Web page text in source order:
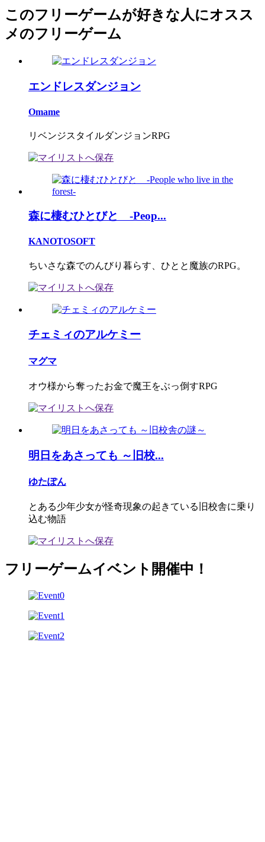
このフリーゲームが好きな人にオスス
メのフリーゲーム
エンドレスダンジョン
Omame
リベンジスタイルダンジョンRPG
森に棲むひとびと -Peop...
KANOTOSOFT
ちいさな森でのんびり暮らす、ひとと魔族のRPG。
チェミィのアルケミー
マグマ
オウ様から奪ったお金で魔王をぶっ倒すRPG
明日をあさっても ～旧校...
ゆたぽん
とある少年少女が怪奇現象の起きている旧校舎に乗り
込む物語
フリーゲームイベント開催中！